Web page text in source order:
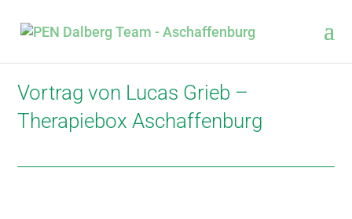
Vortrag von Lucas Grieb –
Therapiebox Aschaffenburg